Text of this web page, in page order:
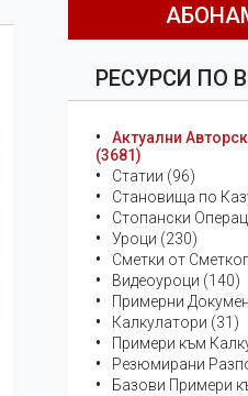
РЕСУРСИ ПО
Актуални
(3681)
Статии (96)
Становища по
Стопански
Уроци (230)
Сметки от
Видеоуроци (140)
Примерни
Калкулатори (31)
Примери към
Резюмирани
Базови Примери